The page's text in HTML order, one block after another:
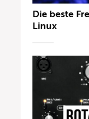
Die beste
Linux